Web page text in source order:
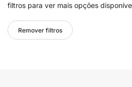
filtros para ver mais opções
Remover filtros